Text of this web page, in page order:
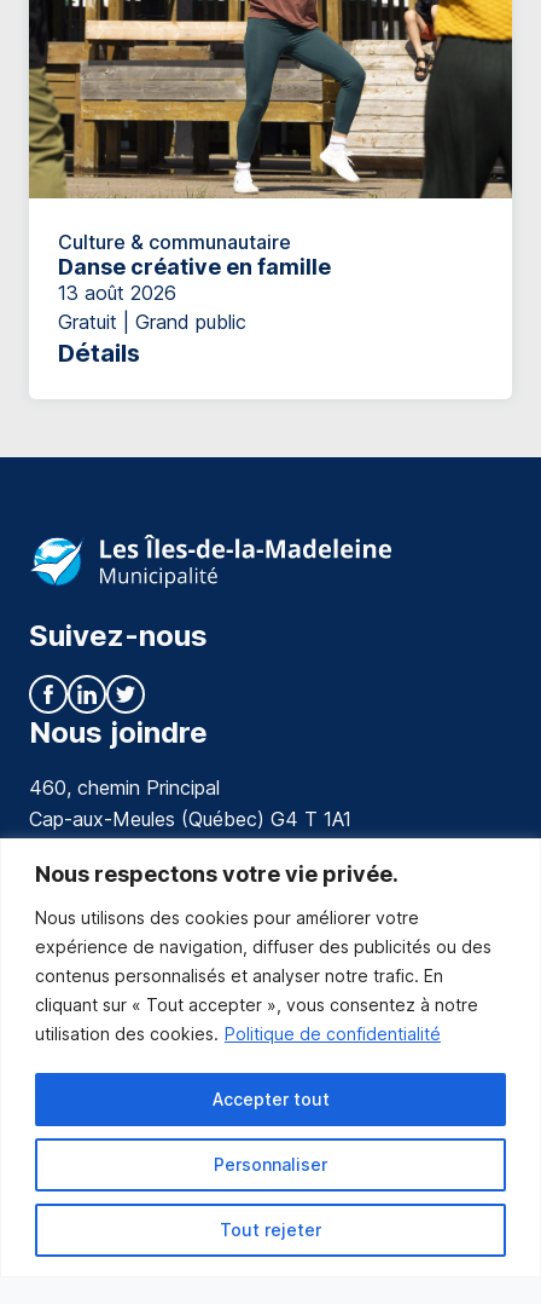
Nous respectons votre vie privée.
Nous utilisons des cookies pour améliorer votre
expérience de navigation, diffuser des publicités ou des
contenus personnalisés et analyser notre trafic. En
cliquant sur « Tout accepter », vous consentez à notre
utilisation des cookies. Politique de confidentialité
Personnaliser
Tout rejeter
Accepter tout
Culture & communautaire
Danse créative en famille
13 août 2026
Gratuit | Grand public
Détails
Suivez-nous
Nous joindre
460, chemin Principal
Cap-aux-Meules (Québec) G4 T 1A1
communications@muniles.ca
418 986-3100
Composez le 1 en tout temps pour toutes urgences.
Abonnez-vous
Abonnez-vous pour recevoir les nouvelles
de la Municipalité par courriel.